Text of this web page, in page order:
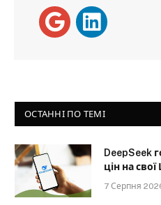
ОСТАННІ ПО ТЕМІ
DeepSeek
цін на
7 Серпня